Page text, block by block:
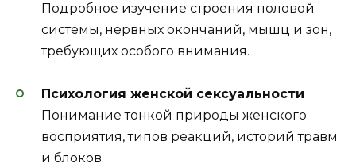
Подробное изучение строения половой
системы, нервных окончаний, мышц и зон,
требующих особого внимания.
Психология женской сексуальности
Понимание тонкой природы женского
восприятия, типов реакций, историй травм
и блоков.